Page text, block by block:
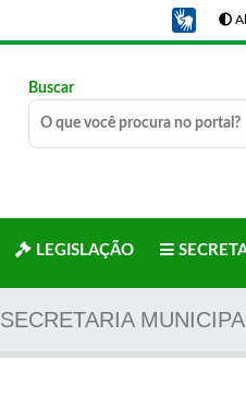
Buscar
LEGISLAÇÃO
SECRETARIA